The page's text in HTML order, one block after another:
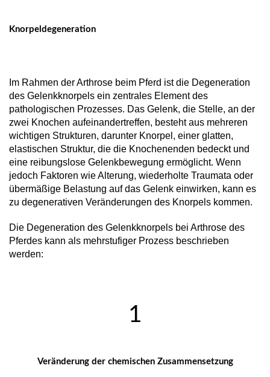
Knorpeldegeneration
Im Rahmen der Arthrose beim Pferd ist die Degeneration
des Gelenkknorpels ein zentrales Element des
pathologischen Prozesses. Das Gelenk, die Stelle, an der
zwei Knochen aufeinandertreffen, besteht aus mehreren
wichtigen Strukturen, darunter Knorpel, einer glatten,
elastischen Struktur, die die Knochenenden bedeckt und
eine reibungslose Gelenkbewegung ermöglicht. Wenn
jedoch Faktoren wie Alterung, wiederholte Traumata oder
übermäßige Belastung auf das Gelenk einwirken, kann es
zu degenerativen Veränderungen des Knorpels kommen.
Die Degeneration des Gelenkknorpels bei Arthrose des
Pferdes kann als mehrstufiger Prozess beschrieben
werden:
1
Veränderung der chemischen Zusammensetzung